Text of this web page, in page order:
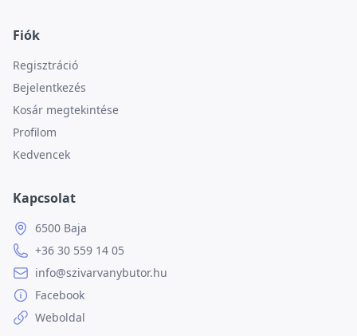
Fiók
Regisztráció
Bejelentkezés
Kosár megtekintése
Profilom
Kedvencek
Kapcsolat
6500 Baja
+36 30 559 14 05
info@szivarvanybutor.hu
Facebook
Weboldal